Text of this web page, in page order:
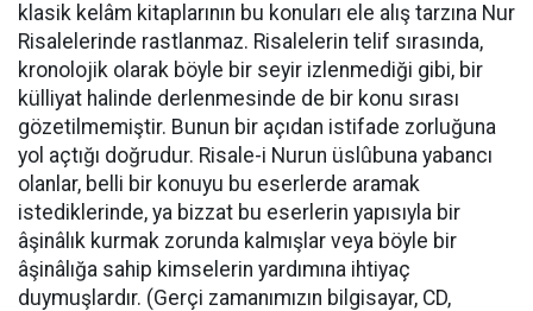
klasik kelâm kitaplarının bu konuları ele alış tarzına Nur
Risalelerinde rastlanmaz. Risalelerin telif sırasında,
kronolojik olarak böyle bir seyir izlenmediği gibi, bir
külliyat halinde derlenmesinde de bir konu sırası
gözetilmemiştir. Bunun bir açıdan istifade zorluğuna
yol açtığı doğrudur. Risale-i Nurun üslûbuna yabancı
olanlar, belli bir konuyu bu eserlerde aramak
istediklerinde, ya bizzat bu eserlerin yapısıyla bir
âşinâlık kurmak zorunda kalmışlar veya böyle bir
âşinâlığa sahip kimselerin yardımına ihtiyaç
duymuşlardır. (Gerçi zamanımızın bilgisayar, CD,